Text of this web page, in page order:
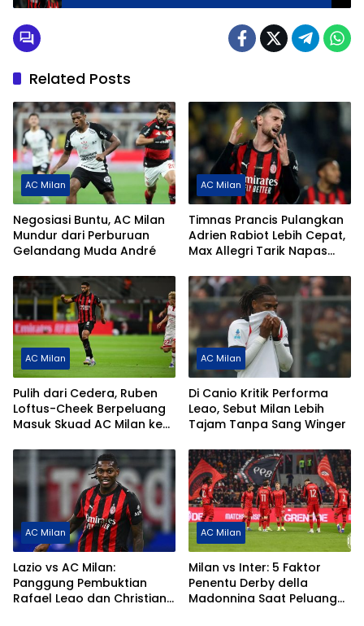
Related Posts
AC Milan
Negosiasi Buntu, AC Milan
Mundur dari Perburuan
Gelandang Muda André
AC Milan
Timnas Prancis Pulangkan
Adrien Rabiot Lebih Cepat,
Max Allegri Tarik Napas
AC Milan
Pulih dari Cedera, Ruben
Loftus-Cheek Berpeluang
Masuk Skuad AC Milan ke
AC Milan
Di Canio Kritik Performa
Leao, Sebut Milan Lebih
Tajam Tanpa Sang Winger
AC Milan
Lazio vs AC Milan:
Panggung Pembuktian
Rafael Leao dan Christian
AC Milan
Milan vs Inter: 5 Faktor
Penentu Derby della
Madonnina Saat Peluang